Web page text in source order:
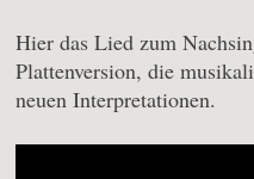
Hier das Lied zum
Plattenversion, die
neuen Interpretationen.